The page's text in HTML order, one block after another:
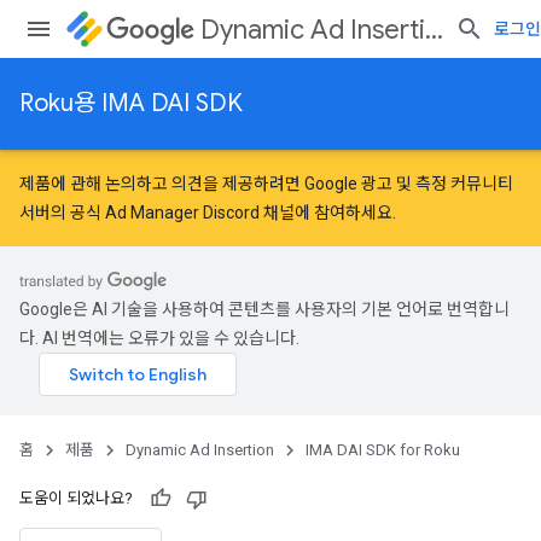
Dynamic Ad Insertion 로그인
Roku용 IMA DAI SDK
제품에 관해 논의하고 의견을 제공하려면 Google 광고 및 측정 커뮤니티
서버의 공식 Ad Manager Discord 채널에 참여하세요.
Google은 AI 기술을 사용하여 콘텐츠를 사용자의 기본 언어로 번역합니
다. AI 번역에는 오류가 있을 수 있습니다.
홈 제품 Dynamic Ad Insertion IMA DAI SDK for Roku
도움이 되었나요?